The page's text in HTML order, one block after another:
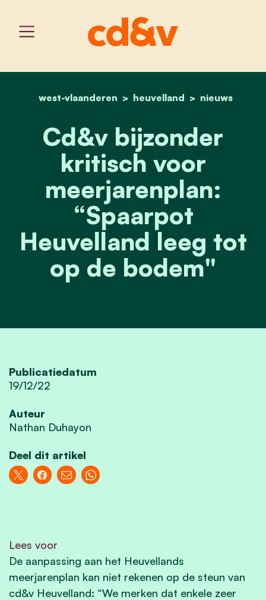
home
west-vlaanderen heuvelland nieuws
cd&v bijzonder kritisch
Cd&v bijzonder
kritisch voor
meerjarenplan:
“Spaarpot
Heuvelland leeg tot
op de bodem"
Publicatiedatum
19/12/22
Auteur
Nathan Duhayon
Deel dit artikel
Lees voor
De aanpassing aan het Heuvellands
meerjarenplan kan niet rekenen op de steun van
cd&v Heuvelland: “We merken dat enkele zeer